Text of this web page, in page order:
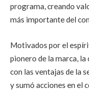
programa, creando
más importante del
Motivados por el
pionero de la marca, la
con las ventajas de la
y sumó acciones en el